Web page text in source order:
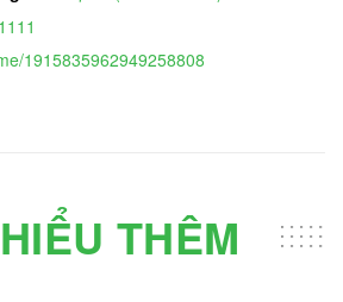
1915835962949258808
THÊM